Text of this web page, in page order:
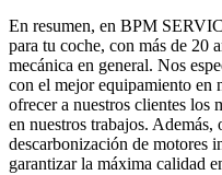
En resumen, en BPM
para tu coche, con más de 20
mecánica en general. Nos
con el mejor equipamiento en
ofrecer a nuestros clientes los
en nuestros trabajos.
descarbonización de motores
garantizar la máxima calidad